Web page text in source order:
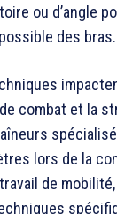
ou d’angle
des bras.
combat et la
lors de la
de